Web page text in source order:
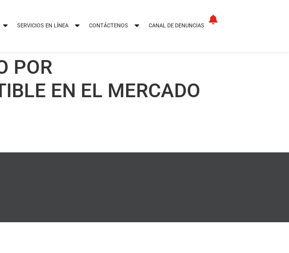
SERVICIOS EN LÍNEA CONTÁCTENOS CANAL DE DENUNCIAS
POR
EN EL MERCADO